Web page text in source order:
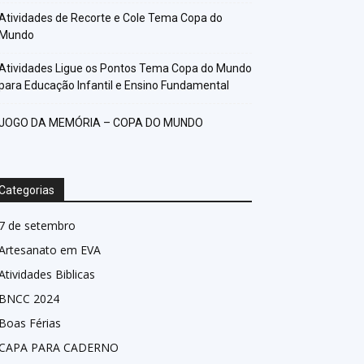
de Recorte e Cole Tema Copa do
Ligue os Pontos Tema Copa do Mundo
Educação Infantil e Ensino Fundamental
DA MEMÓRIA – COPA DO MUNDO
de setembro
em EVA
Biblicas
2024
Férias
PARA CADERNO